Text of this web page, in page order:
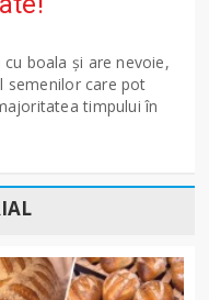
boala și are nevoie,
semenilor care pot
timpului în